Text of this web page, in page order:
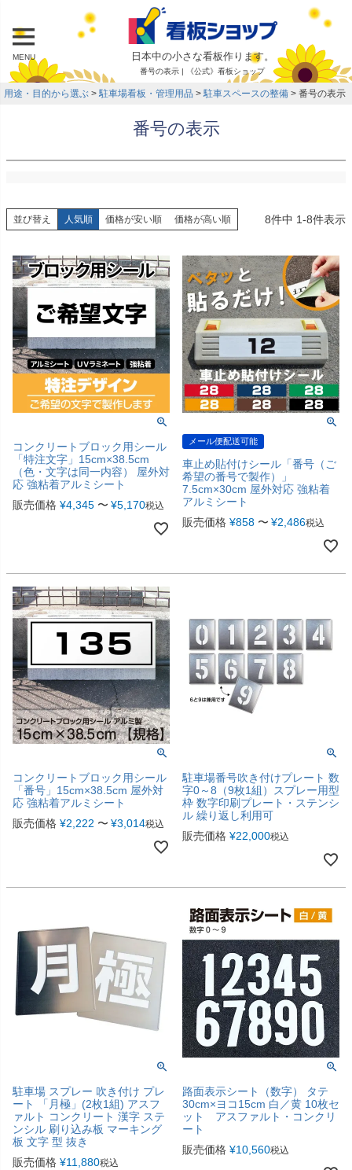
MENU 日本中の小さな看板作ります。
番号の表示 | 《公式》看板ショップ
用途・目的から選ぶ 駐車場看板・管理用品 駐車スペースの整備 番号の表示
番号の表示
並び替え 人気順 価格が安い順 価格が高い順 8件中 1-8件表示
コンクリートブロック用シール
「特注文字」15cm×38.5cm
（色・文字は同一内容） 屋外対
応 強粘着アルミシート
販売価格 ¥4,345 〜 ¥5,170税込
メール便配送可能
車止め貼付けシール「番号（ご
希望の番号で製作）」
7.5cm×30cm 屋外対応 強粘着
アルミシート
販売価格 ¥858 〜 ¥2,486税込
コンクリートブロック用シール
「番号」15cm×38.5cm 屋外対
応 強粘着アルミシート
販売価格 ¥2,222 〜 ¥3,014税込
駐車場番号吹き付けプレート 数
字0～8（9枚1組）スプレー用型
枠 数字印刷プレート・ステンシ
ル 繰り返し利用可
販売価格 ¥22,000税込
駐車場 スプレー 吹き付け プレ
ート 「月極」(2枚1組) アスフ
ァルト コンクリート 漢字 ステ
ンシル 刷り込み板 マーキング
板 文字 型 抜き
販売価格 ¥11,880税込
路面表示シート（数字） タテ
30cm×ヨコ15cm 白／黄 10枚セ
ット アスファルト・コンクリ
ート
販売価格 ¥10,560税込